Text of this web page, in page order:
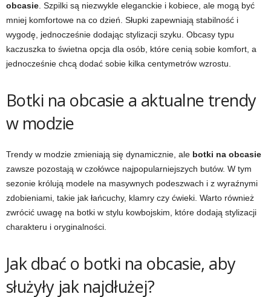
obcasie . Szpilki są niezwykle eleganckie i kobiece, ale mogą być
mniej komfortowe na co dzień. Słupki zapewniają stabilność i
wygodę, jednocześnie dodając stylizacji szyku. Obcasy typu
kaczuszka to świetna opcja dla osób, które cenią sobie komfort, a
jednocześnie chcą dodać sobie kilka centymetrów wzrostu.
Botki na obcasie a aktualne trendy
w modzie
Trendy w modzie zmieniają się dynamicznie, ale botki na obcasie
zawsze pozostają w czołówce najpopularniejszych butów. W tym
sezonie królują modele na masywnych podeszwach i z wyraźnymi
zdobieniami, takie jak łańcuchy, klamry czy ćwieki. Warto również
zwrócić uwagę na botki w stylu kowbojskim, które dodają stylizacji
charakteru i oryginalności.
Jak dbać o botki na obcasie, aby
służyły jak najdłużej?